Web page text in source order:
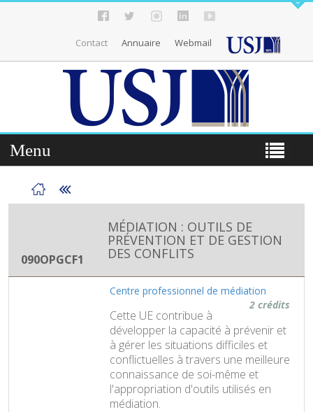
Contact Annuaire Webmail
Menu
090OPGCF1
MÉDIATION : OUTILS DE
PRÉVENTION ET DE GESTION
DES CONFLITS
Centre professionnel de médiation
2 crédits
Cette UE contribue à
développer la capacité à prévenir et
à gérer les situations difficiles et
conflictuelles à travers une meilleure
connaissance de soi-même et
l'appropriation d'outils utilisés en
médiation.